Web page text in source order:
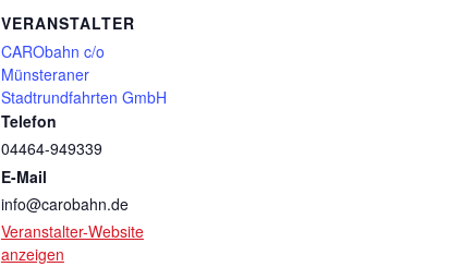
VERANSTALTER
CARObahn c/o
Münsteraner
Stadtrundfahrten GmbH
Telefon
04464-949339
E-Mail
info@carobahn.de
Veranstalter-Website
anzeigen